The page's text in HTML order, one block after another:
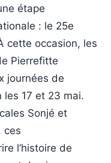
étape
: le 25e
cette occasion, les
Pierrefitte
journées de
17 et 23 mai.
Sonjé et
ces
l’histoire de